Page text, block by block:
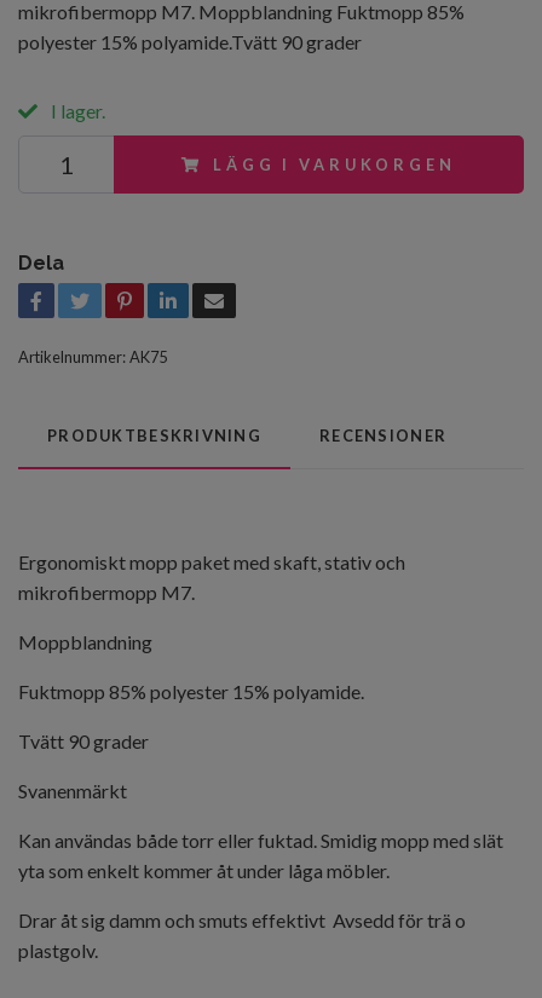
mikrofibermopp M7. Moppblandning Fuktmopp 85%
polyester 15% polyamide.Tvätt 90 grader
I lager.
LÄGG I VARUKORGEN
Dela
Artikelnummer:AK75
PRODUKTBESKRIVNING RECENSIONER
Ergonomiskt mopp paket med skaft, stativ och
mikrofibermopp M7.
Moppblandning
Fuktmopp 85% polyester 15% polyamide.
Tvätt 90 grader
Svanenmärkt
Kan användas både torr eller fuktad. Smidig mopp med slät
yta som enkelt kommer åt under låga möbler.
Drar åt sig damm och smuts effektivt Avsedd för trä o
plastgolv.